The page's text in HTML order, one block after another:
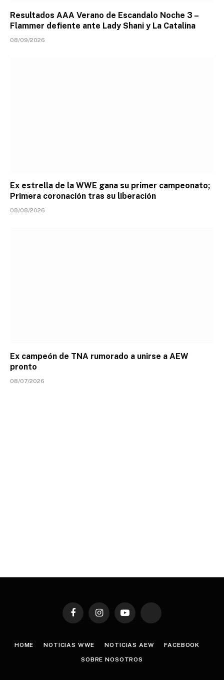
Resultados AAA Verano de Escandalo Noche 3 –
Flammer defiente ante Lady Shani y La Catalina
08/09/2026
Ex estrella de la WWE gana su primer campeonato;
Primera coronación tras su liberación
08/08/2026
Ex campeón de TNA rumorado a unirse a AEW
pronto
08/07/2026
FacebookInstagramYouTube TikTok
HOME NOTICIAS WWE NOTICIAS AEW FACEBOOK
SOBRE NOSOTROS